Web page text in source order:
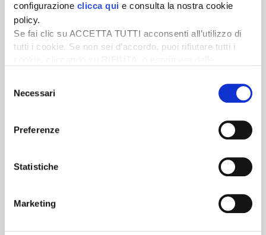
configurazione clicca qui e consulta la nostra cookie
policy.
Se fai clic su ACCETTA TUTTI acconsenti all’utilizzo di
tutti i cookie. Se non sei d’accordo, puoi rifiutare tutti i
desideri accettare e cliccando ACCETTA SELEZIONATI.
delNecessari
Preferenze
Statistiche
Marketing
Newsletter